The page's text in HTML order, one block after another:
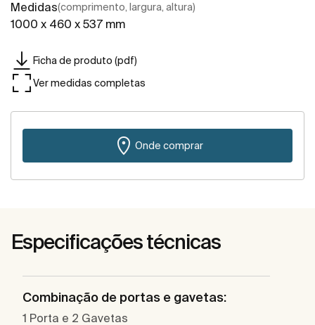
Medidas(comprimento, largura, altura)
1000 x 460 x 537 mm
Ficha de produto (pdf)
Ver medidas completas
Onde comprar
Especificações técnicas
Combinação de portas e gavetas:
1 Porta e 2 Gavetas